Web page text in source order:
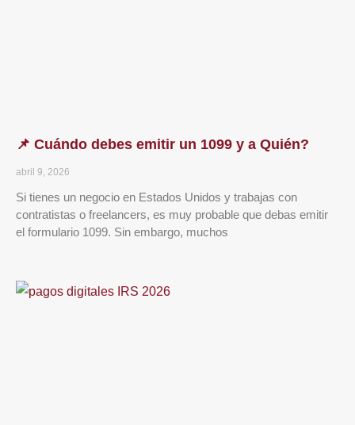
📌 Cuándo debes emitir un 1099 y a Quién?
abril 9, 2026
Si tienes un negocio en Estados Unidos y trabajas con
contratistas o freelancers, es muy probable que debas emitir
el formulario 1099. Sin embargo, muchos